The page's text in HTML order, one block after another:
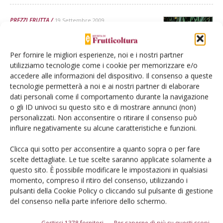
Per fornire le migliori esperienze, noi e i nostri partner
utilizziamo tecnologie come i cookie per memorizzare e/o
accedere alle informazioni del dispositivo. Il consenso a queste
tecnologie permetterà a noi e ai nostri partner di elaborare
dati personali come il comportamento durante la navigazione
o gli ID univoci su questo sito e di mostrare annunci (non)
personalizzati. Non acconsentire o ritirare il consenso può
influire negativamente su alcune caratteristiche e funzioni.
Clicca qui sotto per acconsentire a quanto sopra o per fare
scelte dettagliate. Le tue scelte saranno applicate solamente a
questo sito. È possibile modificare le impostazioni in qualsiasi
momento, compreso il ritiro del consenso, utilizzando i
pulsanti della Cookie Policy o cliccando sul pulsante di gestione
del consenso nella parte inferiore dello schermo.
PREZZI FRUTTA 19 Settembre 2009
Prezzi dei prodotti
ortofrutticoli (dal 7 al 14
settembre)
Durante la settimana si sono confermate le tendenze osservate in
precedenza. Il mercato ha assunto una connotazione autunnale, in
netta impasse la frutta estiva (pesche, nettarine, meloni e angurie)
oltre all’uva da tavola buono il tono delle quotazioni di molte specie
di ortaggi.
PREZZI FRUTTA 13 Settembre 2009
Prezzi dei prodotti
ortofrutticoli (dal 31 agosto al